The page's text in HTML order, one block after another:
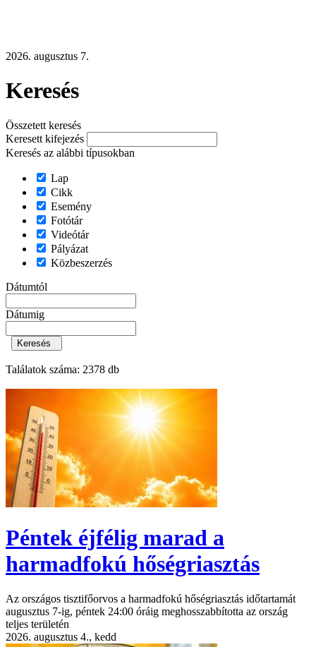
2026. augusztus 7.
Keresés
Összetett keresés
Keresett kifejezés
Keresés az alábbi típusokban
Lap
Cikk
Esemény
Fotótár
Videótár
Pályázat
Közbeszerzés
Dátumtól
Dátumig
Keresés
Találatok száma: 2378 db
Péntek éjfélig marad a
harmadfokú hőségriasztás
Az országos tisztifőorvos a harmadfokú hőségriasztás időtartamát
augusztus 7-ig, péntek 24:00 óráig meghosszabbította az ország
teljes területén
2026. augusztus 4., kedd